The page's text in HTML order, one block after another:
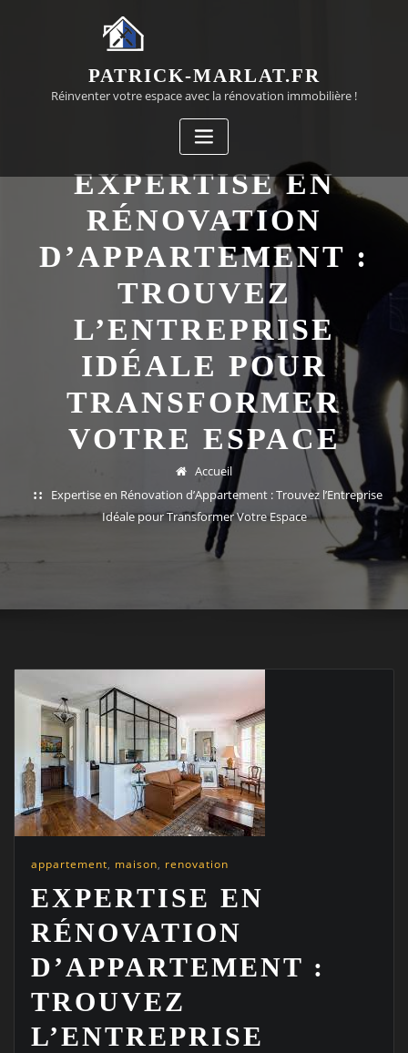
PATRICK-MARLAT.FR
Réinventer votre espace avec la rénovation immobilière !
EXPERTISE EN
RÉNOVATION
D’APPARTEMENT :
TROUVEZ
L’ENTREPRISE
IDÉALE POUR
TRANSFORMER
VOTRE ESPACE
Accueil
Expertise en Rénovation d’Appartement : Trouvez l’Entreprise
Idéale pour Transformer Votre Espace
appartement, maison, renovation
EXPERTISE EN
RÉNOVATION
D’APPARTEMENT :
TROUVEZ
L’ENTREPRISE